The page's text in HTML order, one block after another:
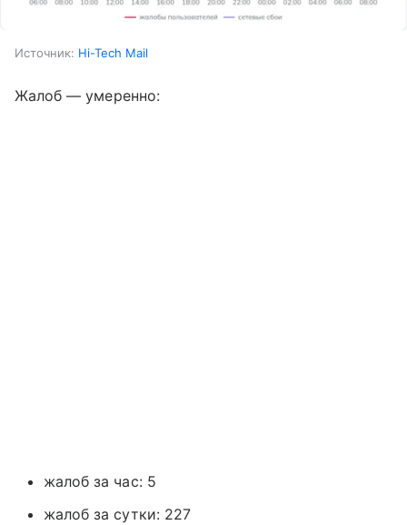
Источник: Hi-Tech Mail
Жалоб — умеренно:
жалоб за час: 5
жалоб за сутки: 227